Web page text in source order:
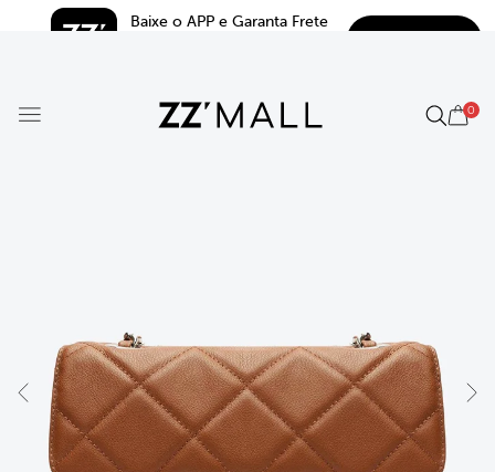
Baixe o APP e Garanta Frete
0